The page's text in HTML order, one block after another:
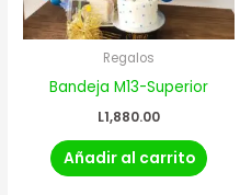
Regalos
Bandeja M13-Superior
L1,880.00
Añadir al carrito